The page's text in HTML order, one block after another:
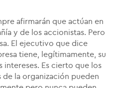
afirmarán que actúan en
y de los accionistas. Pero
El ejecutivo que dice
tiene, legítimamente, su
intereses. Es cierto que los
la organización pueden